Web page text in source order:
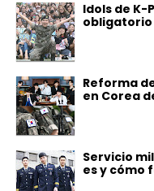
Idols de K-
obligatorio
Reforma
en Corea
Servicio
es y cómo